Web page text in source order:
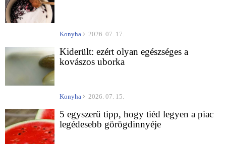
Konyha 2026. 07. 17.
Kiderült: ezért olyan egészséges a
kovászos uborka
Konyha 2026. 07. 15.
5 egyszerű tipp, hogy tiéd legyen a piac
legédesebb görögdinnyéje